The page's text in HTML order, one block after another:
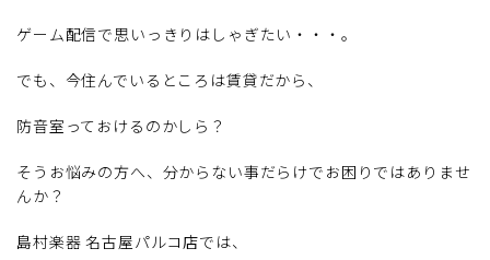
ゲーム配信で思いっきりはしゃぎたい・・・。
でも、今住んでいるところは賃貸だから、
防音室っておけるのかしら？
そうお悩みの方へ、分からない事だらけでお困りではありませ
んか？
島村楽器 名古屋パルコ店では、